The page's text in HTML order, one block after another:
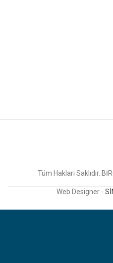
Tüm Hakları Saklıdır.
Web Designer -